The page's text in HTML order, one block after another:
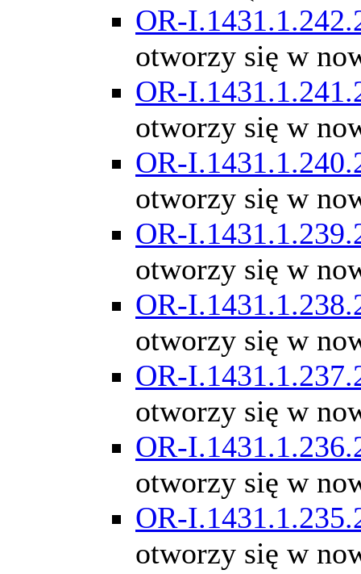
OR-
otworzy się w
OR-
otworzy się w
OR-
otworzy się w
OR-
otworzy się w
OR-
otworzy się w
OR-
otworzy się w
OR-
otworzy się w
OR-
otworzy się w